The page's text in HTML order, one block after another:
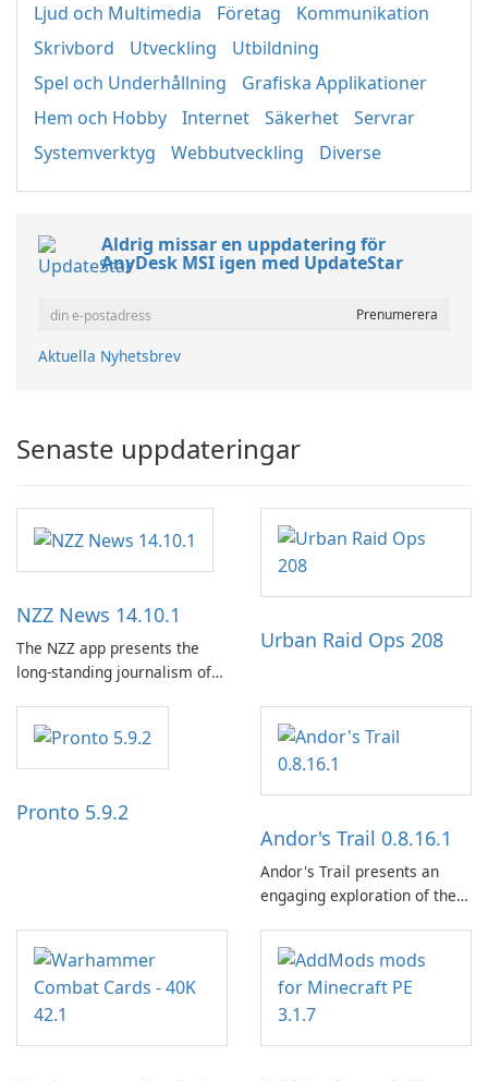
Ljud och Multimedia Företag
Kommunikation
Skrivbord
Utveckling
Utbildning
Spel och Underhållning
Grafiska Applikationer
Hem och Hobby
Internet Säkerhet
Servrar
Systemverktyg
Webbutveckling Diverse
Aldrig missar en uppdatering för
AnyDesk MSI igen med UpdateStar
Aktuella Nyhetsbrev
Senaste uppdateringar
NZZ News 14.10.1
The NZZ app presents the
long-standing journalism of
and a liberal outlook that
embraces diverse opinion.
Urban Raid Ops 208
Pronto 5.9.2
Andor's Trail 0.8.16.1
Andor's Trail presents an
engaging exploration of the
centered around the pursuit
of your brother, Andor,
through a quest-driven
narrative inspired by classic